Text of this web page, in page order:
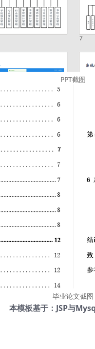
PPT截图
毕业论文截图
本模板基于：JSP与